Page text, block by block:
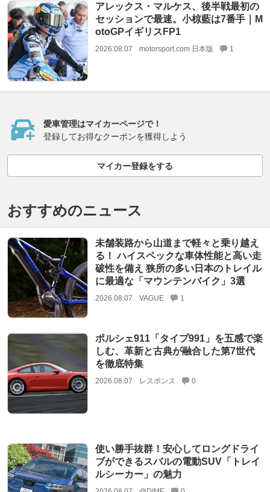
アレックス・マルケス、後半戦最初の
セッションで最速。小椋藍は7番手｜M
otoGPイギリスFP1
2026.08.07 motorsport.com 日本版 1
愛車管理はマイカーページで！
登録してお得なクーポンを獲得しよう
マイカー登録をする
おすすめのニュース
未舗装路から山道まで軽々と乗り越え
る！ ハイスペックな車体性能と高い走
破性を備え 狭所の多い日本のトレイル
に最適な「マウンテンバイク」3選
2026.08.07 VAGUE 1
ポルシェ911「タイプ991」を五感で楽
しむ、革新と古典が融合した第7世代
を徹底特集
2026.08.07 レスポンス 0
使い勝手抜群！安心してロングドライ
ブができるスバルの電動SUV「トレイ
ルシーカー」の魅力